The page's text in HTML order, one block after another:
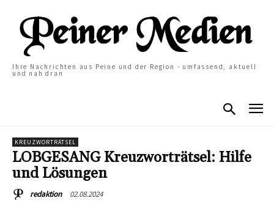
Ihre Nachrichten aus Peine und der Region - umfassend, aktuell
und nah dran
KREUZWORTRÄTSEL
LOBGESANG Kreuzworträtsel: Hilfe
und Lösungen
redaktion 02.08.2024